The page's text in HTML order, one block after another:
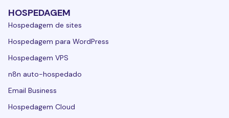
HOSPEDAGEM
Hospedagem de sites
Hospedagem para WordPress
Hospedagem VPS
n8n auto-hospedado
Email Business
Hospedagem Cloud